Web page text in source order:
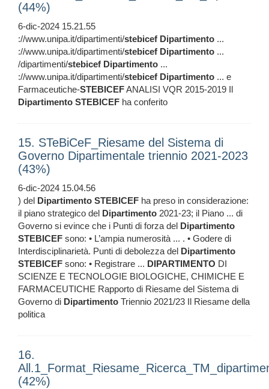
(44%)
6-dic-2024 15.21.55
://www.unipa.it/dipartimenti/stebicef Dipartimento ...
://www.unipa.it/dipartimenti/stebicef Dipartimento ...
/dipartimenti/stebicef Dipartimento ...
://www.unipa.it/dipartimenti/stebicef Dipartimento ... e
Farmaceutiche-STEBICEFANALISI VQR 2015-2019 Il
Dipartimento STEBICEF ha conferito
15. STeBiCeF_Riesame del Sistema di
Governo Dipartimentale triennio 2021-2023
(43%)
6-dic-2024 15.04.56
) del Dipartimento STEBICEF ha preso in considerazione:
il piano strategico del Dipartimento 2021-23; il Piano ... di
Governo si evince che i Punti di forza del Dipartimento
STEBICEF sono: • L’ampia numerosità ... . • Godere di
Interdisciplinarietà. Punti di debolezza del Dipartimento
STEBICEF sono: • Registrare ... DIPARTIMENTO DI
SCIENZE E TECNOLOGIE BIOLOGICHE, CHIMICHE E
FARMACEUTICHE Rapporto di Riesame del Sistema di
Governo di Dipartimento Triennio 2021/23 Il Riesame della
politica
16.
(42%)